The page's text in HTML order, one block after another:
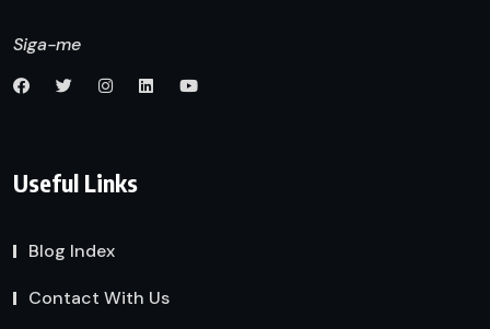
Siga-me
Useful Links
Blog Index
Contact With Us